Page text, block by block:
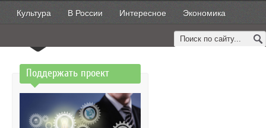
Каталоги 9PS Прочее
Культура В России Интересное Экономика
Вы не имеете доступа к этой странице.
Возможно, Вам необходимо оформить подписку,
обратитесь к администрации сайта.
Поддержать проект